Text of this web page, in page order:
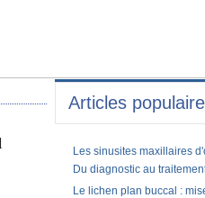
Articles
Les sinusites maxillaires
Du diagnostic au
Le lichen plan buccal :